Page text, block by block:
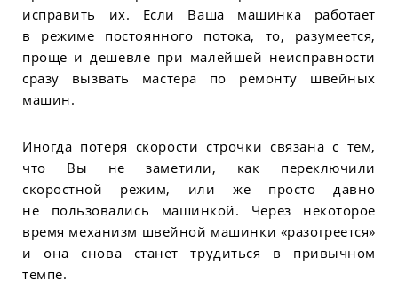
исправить их. Если Ваша машинка работает
в режиме постоянного потока, то, разумеется,
проще и дешевле при малейшей неисправности
сразу вызвать мастера по ремонту швейных
машин.
Иногда потеря скорости строчки связана с тем,
что Вы не заметили, как переключили
скоростной режим, или же просто давно
не пользовались машинкой. Через некоторое
время механизм швейной машинки «разогреется»
и она снова станет трудиться в привычном
темпе.